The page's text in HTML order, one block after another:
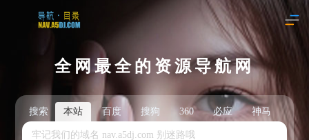
全网最全的资源导航网
搜索 本站 百度 搜狗 360 必应 神马 头